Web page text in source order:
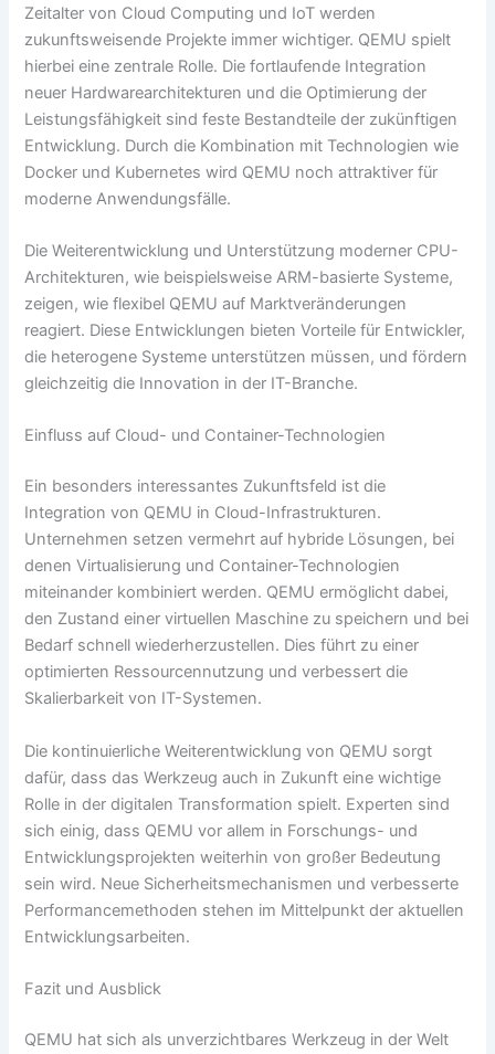
Zeitalter von Cloud Computing und IoT werden
zukunftsweisende Projekte immer wichtiger. QEMU spielt
hierbei eine zentrale Rolle. Die fortlaufende Integration
neuer Hardwarearchitekturen und die Optimierung der
Leistungsfähigkeit sind feste Bestandteile der zukünftigen
Entwicklung. Durch die Kombination mit Technologien wie
Docker und Kubernetes wird QEMU noch attraktiver für
moderne Anwendungsfälle.
Die Weiterentwicklung und Unterstützung moderner CPU-
Architekturen, wie beispielsweise ARM-basierte Systeme,
zeigen, wie flexibel QEMU auf Marktveränderungen
reagiert. Diese Entwicklungen bieten Vorteile für Entwickler,
die heterogene Systeme unterstützen müssen, und fördern
gleichzeitig die Innovation in der IT-Branche.
Einfluss auf Cloud- und Container-Technologien
Ein besonders interessantes Zukunftsfeld ist die
Integration von QEMU in Cloud-Infrastrukturen.
Unternehmen setzen vermehrt auf hybride Lösungen, bei
denen Virtualisierung und Container-Technologien
miteinander kombiniert werden. QEMU ermöglicht dabei,
den Zustand einer virtuellen Maschine zu speichern und bei
Bedarf schnell wiederherzustellen. Dies führt zu einer
optimierten Ressourcennutzung und verbessert die
Skalierbarkeit von IT-Systemen.
Die kontinuierliche Weiterentwicklung von QEMU sorgt
dafür, dass das Werkzeug auch in Zukunft eine wichtige
Rolle in der digitalen Transformation spielt. Experten sind
sich einig, dass QEMU vor allem in Forschungs- und
Entwicklungsprojekten weiterhin von großer Bedeutung
sein wird. Neue Sicherheitsmechanismen und verbesserte
Performancemethoden stehen im Mittelpunkt der aktuellen
Entwicklungsarbeiten.
Fazit und Ausblick
QEMU hat sich als unverzichtbares Werkzeug in der Welt